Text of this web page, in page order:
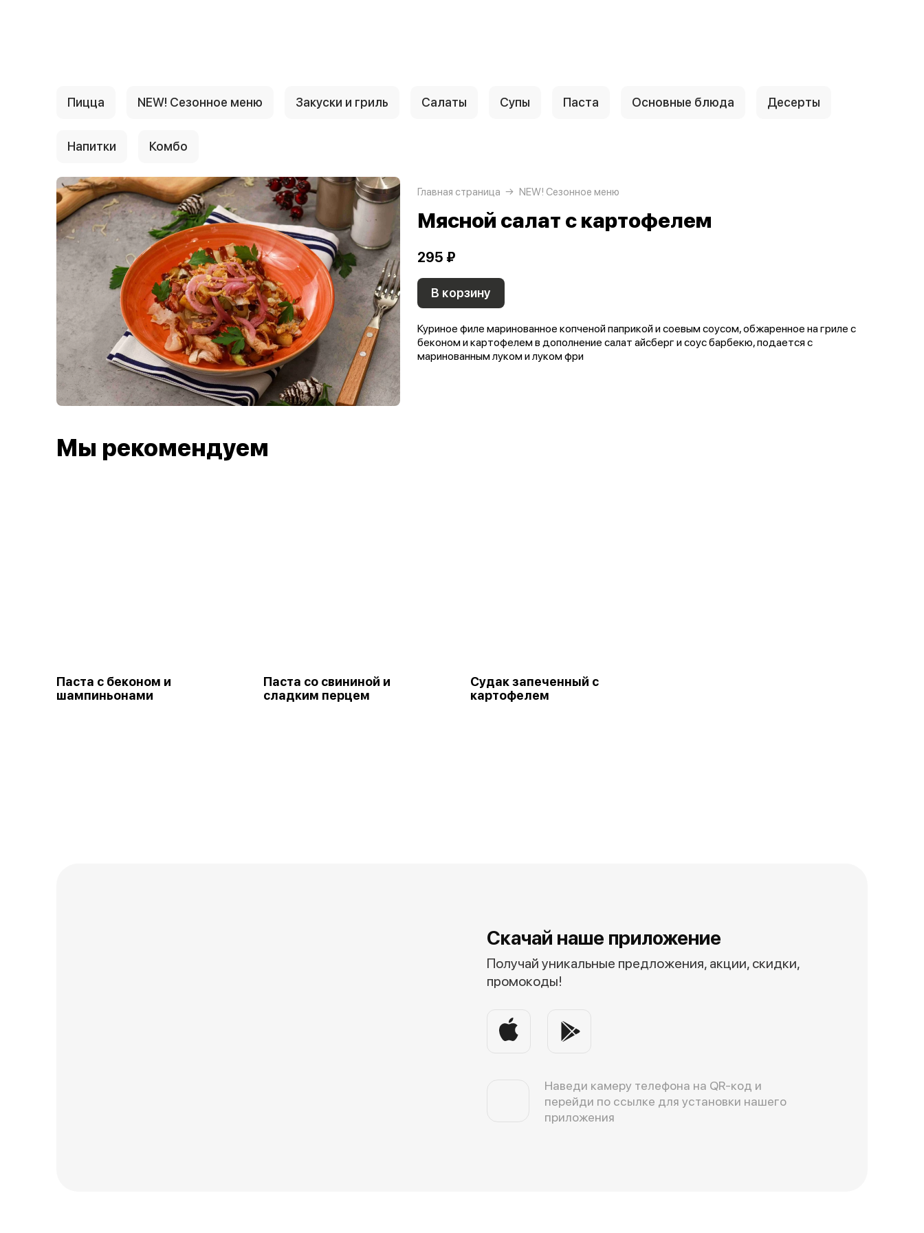
Пицца NEW! Сезонное меню Закуски и гриль Салаты Супы Паста Основные блюда Десерты
Напитки Комбо
Главная страница NEW! Сезонное меню
Мясной салат с картофелем
295 ₽
В корзину
Куриное филе маринованное копченой паприкой и соевым соусом, обжаренное на гриле с
беконом и картофелем в дополнение салат айсберг и соус барбекю, подается с
маринованным луком и луком фри
Мы рекомендуем
Паста с беконом и
шампиньонами
Паста со свининой и
сладким перцем
Судак запеченный с
картофелем
Скачай наше приложение
Получай уникальные предложения, акции, скидки,
промокоды!
Наведи камеру телефона на QR-код и
перейди по ссылке для установки нашего
приложения